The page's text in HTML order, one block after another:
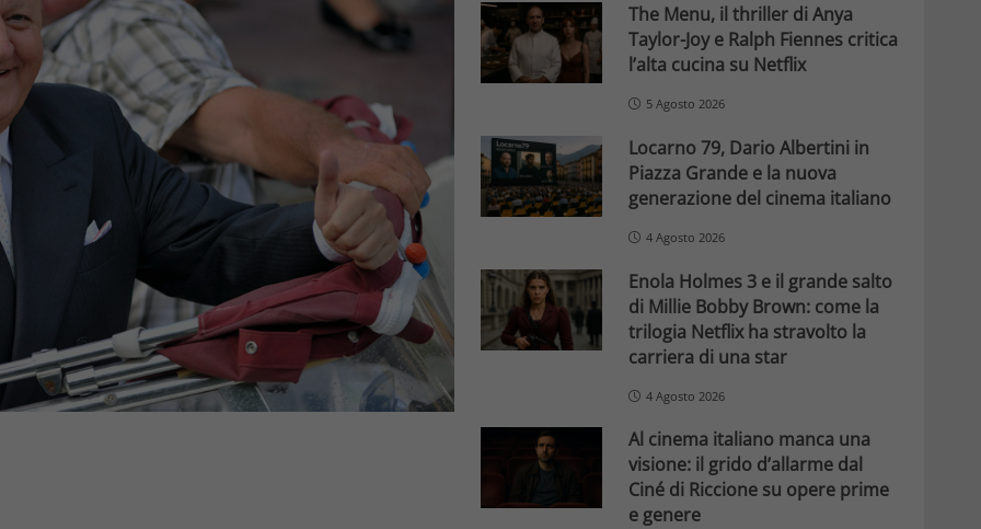
The Menu, il thriller di Anya
Taylor-Joy e Ralph Fiennes critica
l’alta cucina su Netflix
5 Agosto 2026
Locarno 79, Dario Albertini in
Piazza Grande e la nuova
generazione del cinema italiano
4 Agosto 2026
Enola Holmes 3 e il grande salto
di Millie Bobby Brown: come la
trilogia Netflix ha stravolto la
carriera di una star
4 Agosto 2026
Al cinema italiano manca una
visione: il grido d’allarme dal
Ciné di Riccione su opere prime
e genere